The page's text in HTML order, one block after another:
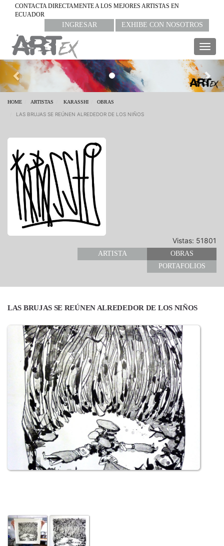
CONTACTA DIRECTAMENTE A LOS MEJORES ARTISTAS EN
ECUADOR
INGRESAR EXHIBE CON NOSOTROS
Previous
HOME ARTISTAS KARASSHI OBRAS
LAS BRUJAS SE REÚNEN ALREDEDOR DE LOS NIÑOS
Vistas: 51801
ARTISTA
OBRAS
PORTAFOLIOS
LAS BRUJAS SE REÚNEN ALREDEDOR DE LOS NIÑOS